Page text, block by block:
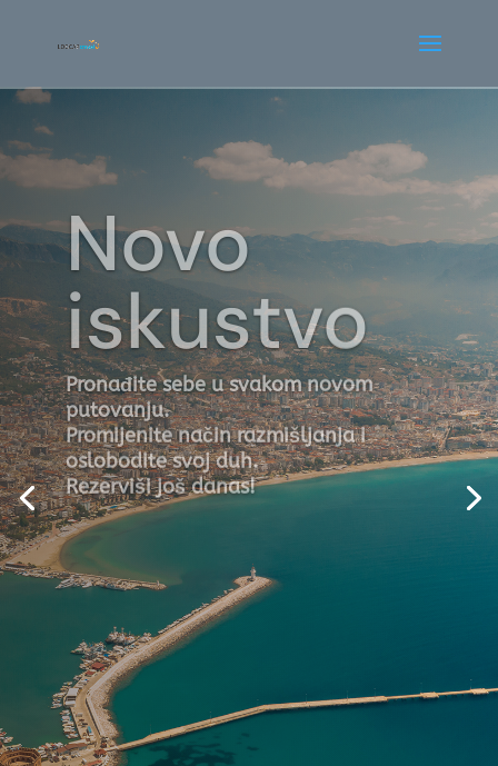
Novo
iskustvo
Pronađite sebe u svakom novom
putovanju.
Promijenite način razmišljanja i
oslobodite svoj duh.
Rezerviši još danas!